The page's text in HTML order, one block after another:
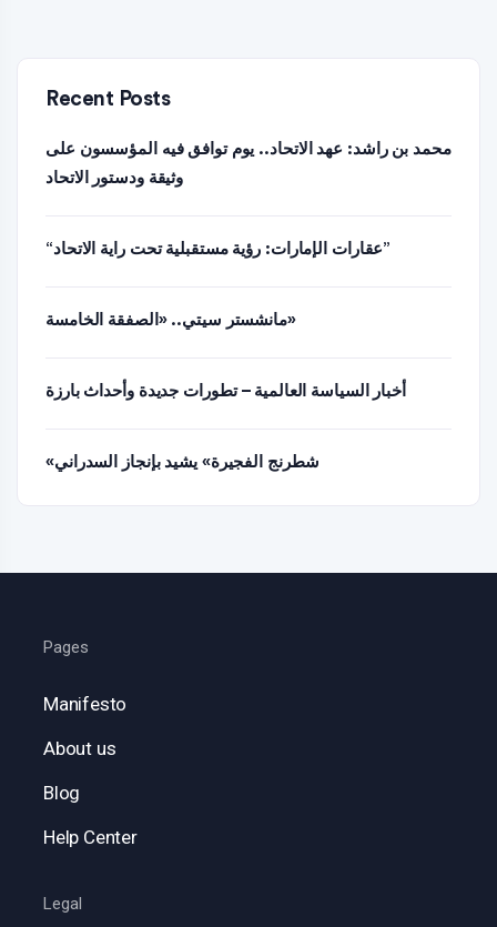
Recent Posts
محمد بن راشد: عهد الاتحاد.. يوم توافق فيه المؤسسون على
وثيقة ودستور الاتحاد
“عقارات الإمارات: رؤية مستقبلية تحت راية الاتحاد”
مانشستر سيتي.. «الصفقة الخامسة»
أخبار السياسة العالمية – تطورات جديدة وأحداث بارزة
«شطرنج الفجيرة» يشيد بإنجاز السدراني
Pages
Manifesto
About us
Blog
Help Center
Legal